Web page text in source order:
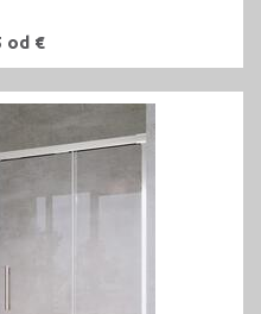
od €